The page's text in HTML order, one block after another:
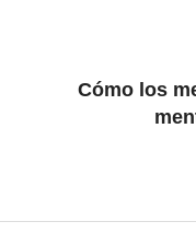
Cómo los